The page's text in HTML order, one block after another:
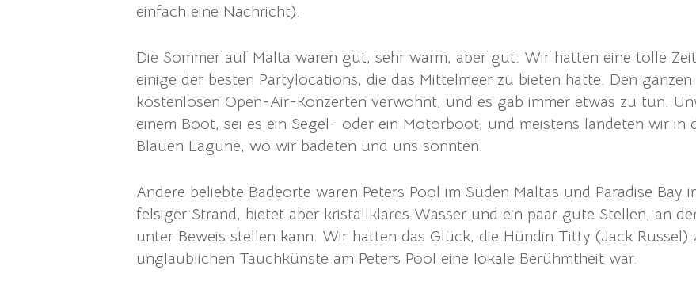
einfach eine Nachricht).
Die Sommer auf Malta waren gut, sehr warm, aber gut. Wir hatten eine tolle
einige der besten Partylocations, die das Mittelmeer zu bieten hatte. Den
kostenlosen Open-Air-Konzerten verwöhnt, und es gab immer etwas zu tun.
einem Boot, sei es ein Segel- oder ein Motorboot, und meistens landeten wir in
Blauen Lagune, wo wir badeten und uns sonnten.
Andere beliebte Badeorte waren Peters Pool im Süden Maltas und Paradise Bay
felsiger Strand, bietet aber kristallklares Wasser und ein paar gute Stellen, an
unter Beweis stellen kann. Wir hatten das Glück, die Hündin Titty (Jack
unglaublichen Tauchkünste am Peters Pool eine lokale Berühmtheit war.